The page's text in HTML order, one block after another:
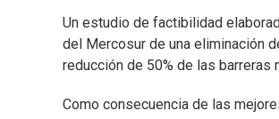
Un estudio de factibilidad
del Mercosur de una eliminación
reducción de 50% de las barreras
Como consecuencia de las